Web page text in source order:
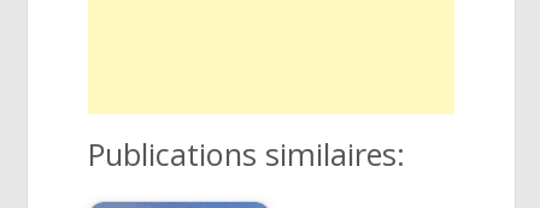
Publications similaires: